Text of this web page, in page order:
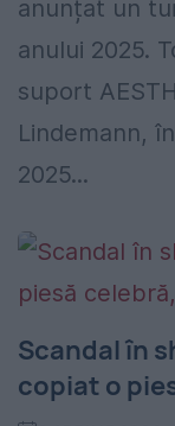
anunțat un
anului 2025.
suport
Lindemann,
2025...
Scandal în
copiat o